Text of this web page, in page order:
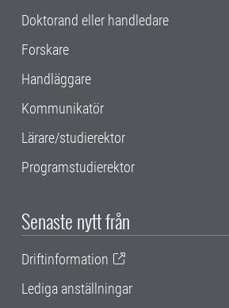
Doktorand eller handledare
Forskare
Handläggare
Kommunikatör
Lärare/studierektor
Programstudierektor
Senaste nytt från
Driftinformation
Lediga anställningar